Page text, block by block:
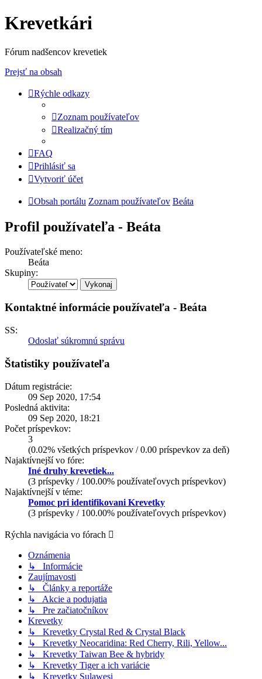
Krevetkári
Fórum nadšencov krevetiek
Prejsť na obsah
Rýchle odkazy
Zoznam používateľov
Realizačný tím
FAQ
Prihlásiť sa
Vytvoriť účet
Obsah portálu Zoznam používateľov Beáta
Profil používateľa - Beáta
Používateľské meno:
Beáta
Skupiny:
Kontaktné informácie používateľa - Beáta
SS:
Odoslať súkromnú správu
Štatistiky používateľa
Dátum registrácie:
09 Sep 2020, 17:54
Posledná aktivita:
09 Sep 2020, 18:21
Počet príspevkov:
3
(0.02% všetkých príspevkov / 0.00 príspevkov za deň)
Najaktívnejší vo fóre:
Iné druhy krevetiek...
(3 príspevky / 100.00% používateľovych príspevkov)
Najaktívnejší v téme:
Pomoc pri identifikovani Krevetky
(3 príspevky / 100.00% používateľovych príspevkov)
Rýchla navigácia vo fórach
Oznámenia
↳ Informácie
Zaujímavosti
↳ Články a reportáže
↳ Akcie a podujatia
↳ Pre začiatočníkov
Krevetky
↳ Krevetky Crystal Red & Crystal Black
↳ Krevetky Neocaridina: Red Cherry, Rili, Yellow...
↳ Krevetky Taiwan Bee & hybridy
↳ Krevetky Tiger a ich variácie
↳ Krevetky Sulawesi